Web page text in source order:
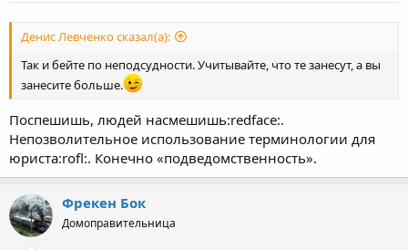
Денис Левченко сказал(а):
Так и бейте по неподсудности. Учитывайте, что те занесут, а вы
занесите больше.
Поспешишь, людей насмешишь:redface:.
Непозволительное использование терминологии для
юриста:rofl:. Конечно «подведомственность».
Фрекен Бок
Домоправительница